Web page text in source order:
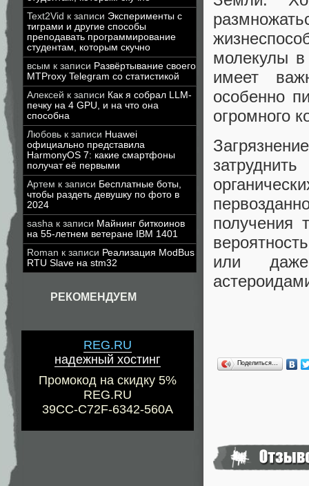
Text2Vid к записи Эксперименты с
тиграми и другие способы
преподавать программирование
студентам, которым скучно
всым к записи Развёртывание своего
MTProxy Telegram со статистикой
Алексей к записи Как я собрал LLM-
печку на 4 GPU, и на что она
способна
Любовь к записи Huawei
официально представила
HarmonyOS 7: какие смартфоны
получат её первыми
Артем к записи Бесплатные боты,
чтобы раздеть девушку по фото в
2024
sasha к записи Майнинг биткоинов
на 55-летнем ветеране IBM 1401
Roman к записи Реализация ModBus
RTU Slave на stm32
РЕКОМЕНДУЕМ
REG.RU
надежный хостинг
Промокод на скидку 5%
REG.RU
39CC-C72F-6342-560A
молекулы
имеет
особенно
огромного
получения
или даже
Поделиться…